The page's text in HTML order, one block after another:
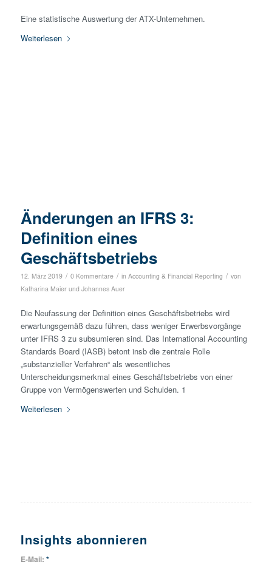
Eine statistische Auswertung der ATX-Unternehmen.
Weiterlesen
Änderungen an IFRS 3:
Definition eines
Geschäftsbetriebs
12. März 2019 / 0 Kommentare / in Accounting & Financial Reporting / von
Katharina Maierund Johannes Auer
Die Neufassung der Definition eines Geschäftsbetriebs wird
erwartungsgemäß dazu führen, dass weniger Erwerbsvorgänge
unter IFRS 3 zu subsumieren sind. Das International Accounting
Standards Board (IASB) betont insb die zentrale Rolle
„substanzieller Verfahren“ als wesentliches
Unterscheidungsmerkmal eines Geschäftsbetriebs von einer
Gruppe von Vermögens­werten und Schulden. 1
Weiterlesen
Insights abonnieren
E-Mail: *